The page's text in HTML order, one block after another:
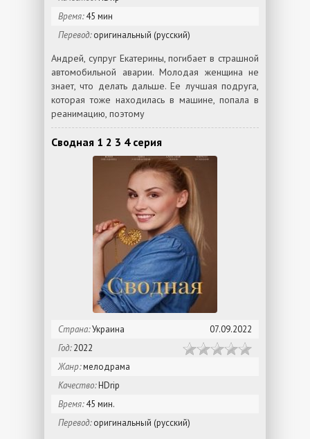
Время:45 мин
Перевод:оригинальный (русский)
Андрей, супруг Екатерины, погибает в страшной
автомобильной аварии. Молодая женщина не
знает, что делать дальше. Ее лучшая подруга,
которая тоже находилась в машине, попала в
реанимацию, поэтому
Сводная 1 2 3 4 серия
Страна:Украина
07.09.2022
Год:2022
Жанр:мелодрама
Качество:HDrip
Время:45 мин.
Перевод:оригинальный (русский)